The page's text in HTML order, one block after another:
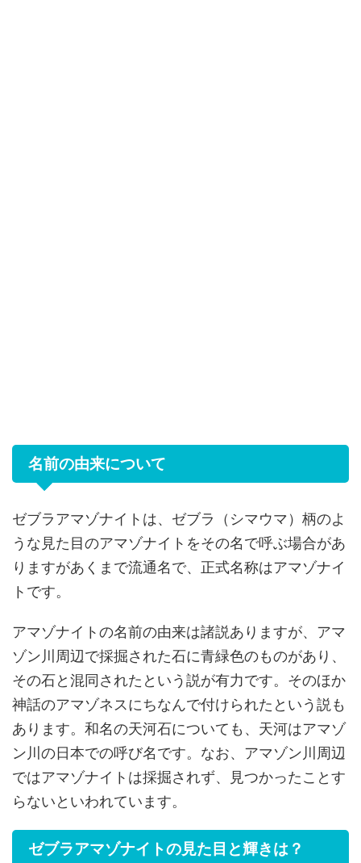
名前の由来について
ゼブラアマゾナイトは、ゼブラ（シマウマ）柄のよ
うな見た目のアマゾナイトをその名で呼ぶ場合があ
りますがあくまで流通名で、正式名称はアマゾナイ
トです。
アマゾナイトの名前の由来は諸説ありますが、アマ
ゾン川周辺で採掘された石に青緑色のものがあり、
その石と混同されたという説が有力です。そのほか
神話のアマゾネスにちなんで付けられたという説も
あります。和名の天河石についても、天河はアマゾ
ン川の日本での呼び名です。なお、アマゾン川周辺
ではアマゾナイトは採掘されず、見つかったことす
らないといわれています。
ゼブラアマゾナイトの見た目と輝きは？